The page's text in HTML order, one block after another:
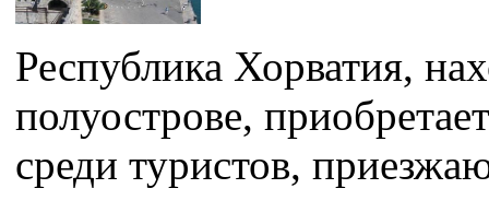
Республика Хорватия,
полуострове,
среди туристов,